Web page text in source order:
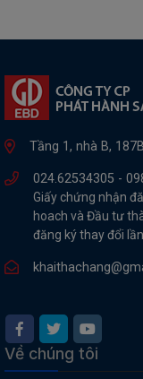
Tầng 1, nhà B,
024.62534305 -
Giấy chứng nhận
hoach và Đầu tư
đăng ký thay đổi
Về chúng tôi